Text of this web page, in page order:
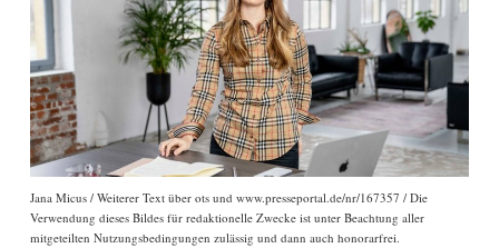
Jana Micus / Weiterer Text über ots und www.presseportal.de/nr/167357 / Die
Verwendung dieses Bildes für redaktionelle Zwecke ist unter Beachtung aller
mitgeteilten Nutzungsbedingungen zulässig und dann auch honorarfrei.